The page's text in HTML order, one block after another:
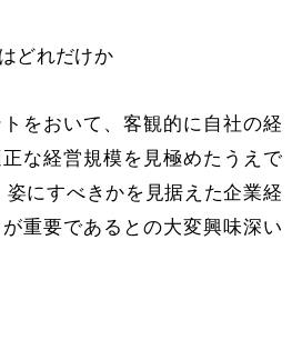
どれだけか
をおいて、客観的に自社の経
な経営規模を見極めたうえで
姿にすべきかを見据えた企業経
重要であるとの大変興味深い